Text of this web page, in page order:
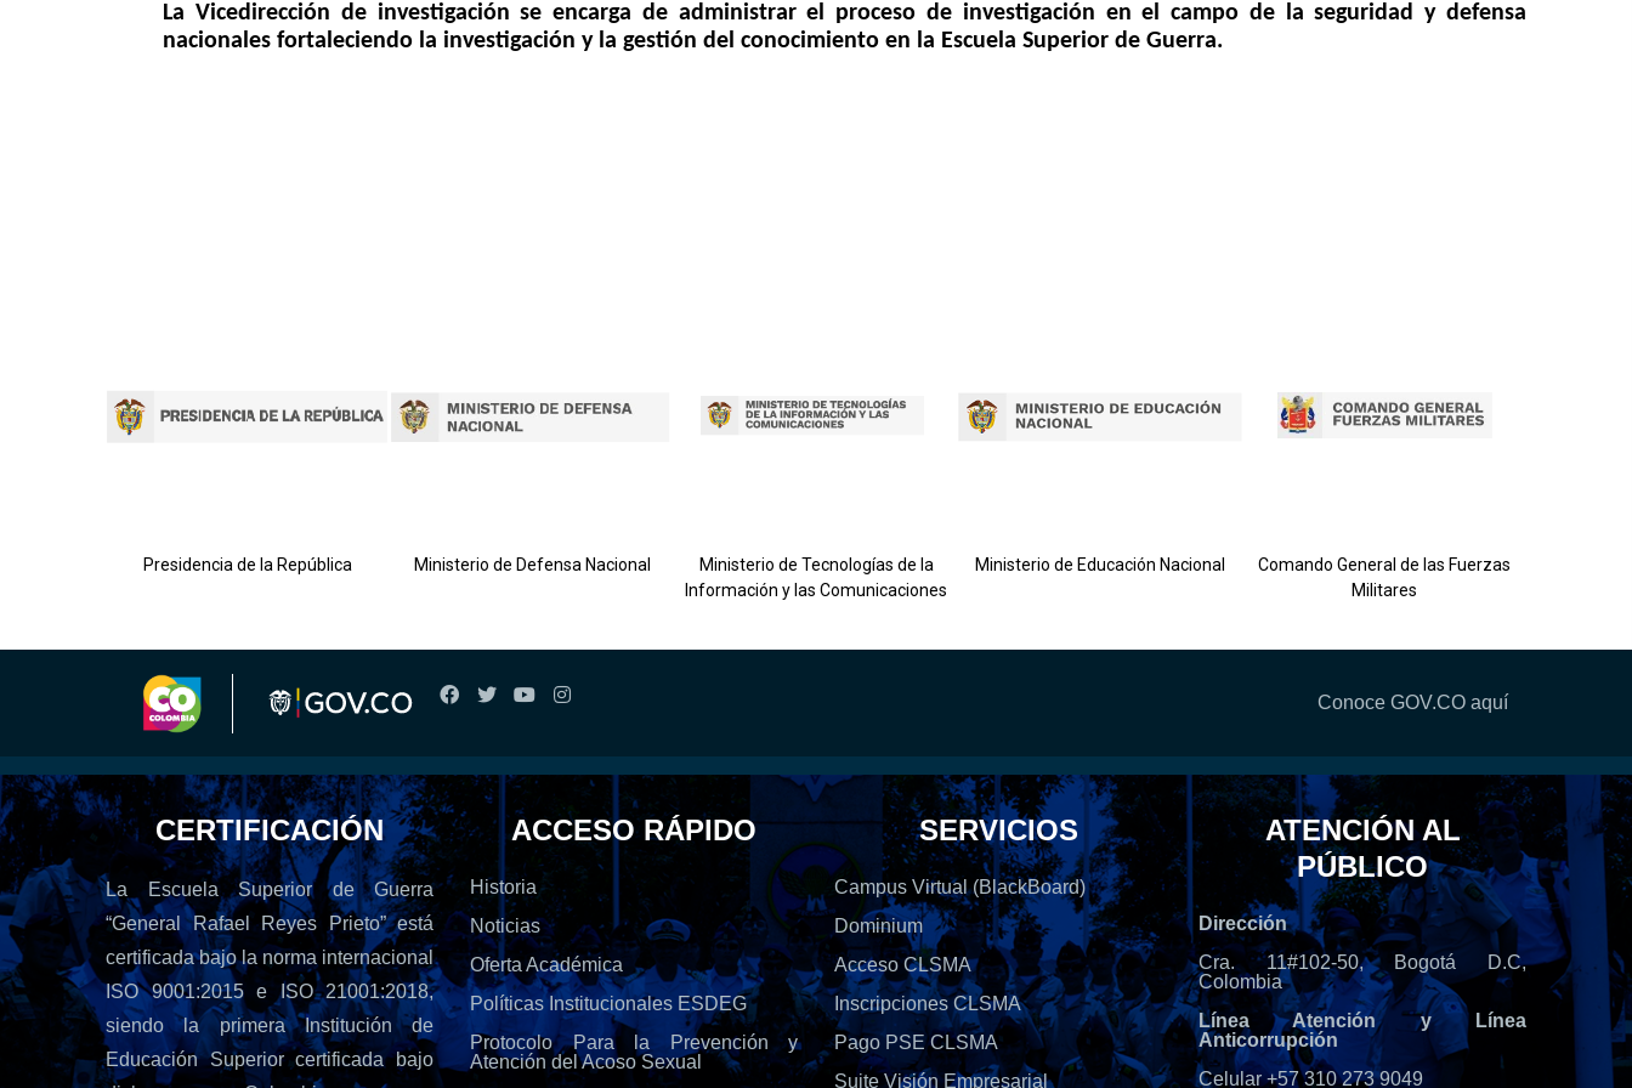
La Vicedirección de investigación se encarga de administrar el proceso de investigación en el campo de la seguridad y defensa
nacionales fortaleciendo la investigación y la gestión del conocimiento en la Escuela Superior de Guerra.
Presidencia de la República
Ministerio de Defensa Nacional
Ministerio de Tecnologías de la
Información y las Comunicaciones
Ministerio de Educación Nacional
Comando General de las Fuerzas
Militares
Conoce GOV.CO aquí
CERTIFICACIÓN
La Escuela Superior de Guerra
“General Rafael Reyes Prieto” está
certificada bajo la norma internacional
ISO 9001:2015 e ISO 21001:2018,
siendo la primera Institución de
Educación Superior certificada bajo
ACCESO RÁPIDO
Historia
Noticias
Oferta Académica
Políticas Institucionales ESDEG
Protocolo Para la Prevención y
Atención del Acoso Sexual
SERVICIOS
Campus Virtual (BlackBoard)
Dominium
Acceso CLSMA
Inscripciones CLSMA
Pago PSE CLSMA
Suite Visión Empresarial
ATENCIÓN AL
PÚBLICO
Dirección
Cra. 11#102-50, Bogotá D.C,
Colombia
Línea Atención y Línea
Anticorrupción
Celular +57 310 273 9049